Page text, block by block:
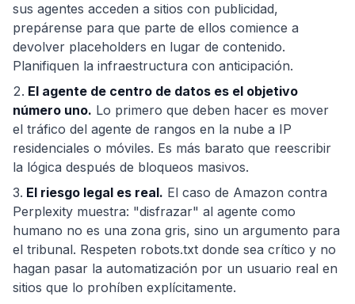
sus agentes acceden a sitios con publicidad,
prepárense para que parte de ellos comience a
devolver placeholders en lugar de contenido.
Planifiquen la infraestructura con anticipación.
El agente de centro de datos es el objetivo
número uno. Lo primero que deben hacer es mover
el tráfico del agente de rangos en la nube a IP
residenciales o móviles. Es más barato que reescribir
la lógica después de bloqueos masivos.
El riesgo legal es real. El caso de Amazon contra
Perplexity muestra: "disfrazar" al agente como
humano no es una zona gris, sino un argumento para
el tribunal. Respeten robots.txt donde sea crítico y no
hagan pasar la automatización por un usuario real en
sitios que lo prohíben explícitamente.